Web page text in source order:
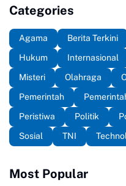
Categories
Agama Berita Terkini
Hukum
Internasional
Misteri
Olahraga
Pemerintah
Peristiwa
Politik
Sosial
TNI
Most Popular